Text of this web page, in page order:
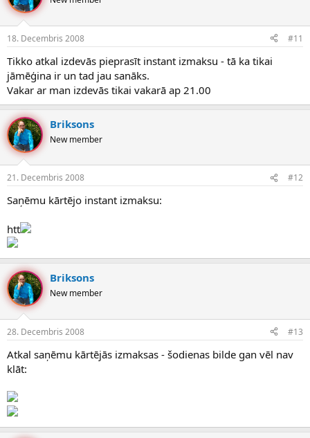
18. Decembris 2008 #11
Tikko atkal izdevās pieprasīt instant izmaksu - tā ka tikai
jāmēģina ir un tad jau sanāks.
Vakar ar man izdevās tikai vakarā ap 21.00
Briksons
New member
21. Decembris 2008 #12
Saņēmu kārtējo instant izmaksu:
htt
Briksons
New member
28. Decembris 2008 #13
Atkal saņēmu kārtējās izmaksas - šodienas bilde gan vēl nav
klāt: